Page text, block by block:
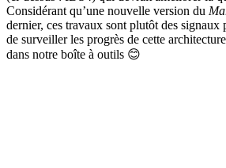
Considérant qu’une nouvelle version du
dernier, ces travaux sont plutôt des
de surveiller les progrès de cette
dans notre boîte à outils 😊